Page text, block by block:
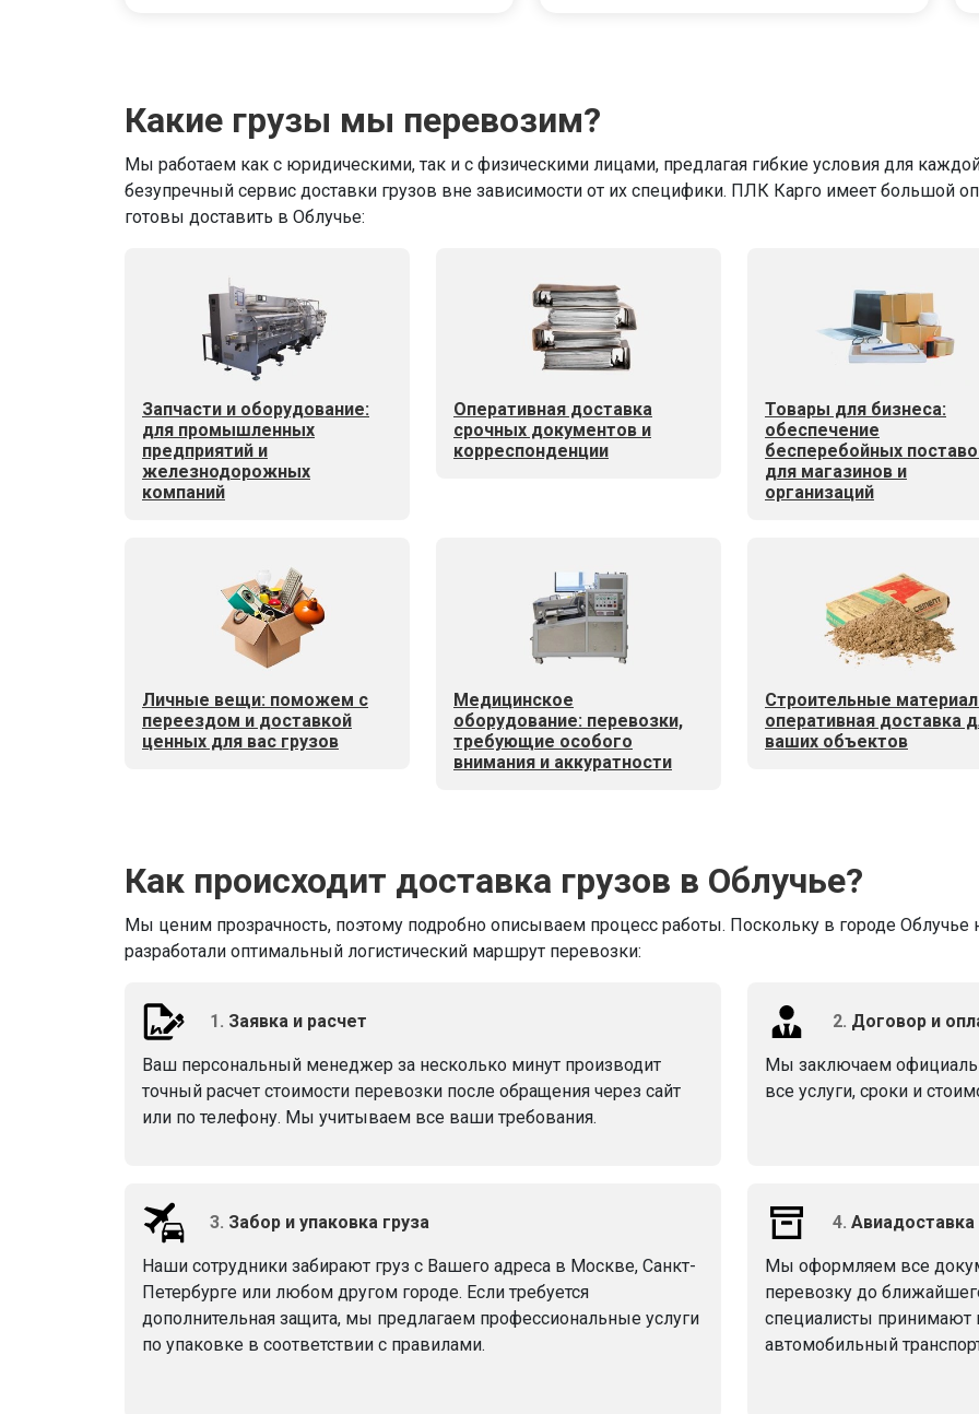
Какие грузы мы перевозим?
Мы работаем как с юридическими, так и с физическими лицами, предлагая гибкие условия для
безупречный сервис доставки грузов вне зависимости от их специфики. ПЛК Карго имеет большой
готовы доставить в Облучье:
Запчасти и оборудование:
для промышленных
предприятий и
железнодорожных
компаний
Оперативная доставка
срочных документов и
корреспонденции
Товары для бизнеса:
обеспечение
бесперебойных
для магазинов и
организаций
Личные вещи: поможем с
переездом и доставкой
ценных для вас грузов
Медицинское
оборудование: перевозки,
требующие особого
внимания и аккуратности
Строительные
оперативная доставка
ваших объектов
Как происходит доставка грузов в Облучье?
Мы ценим прозрачность, поэтому подробно описываем процесс работы. Поскольку в городе Облучье
разработали оптимальный логистический маршрут перевозки:
1. Заявка и расчет
Ваш персональный менеджер за несколько минут производит
точный расчет стоимости перевозки после обращения через сайт
или по телефону. Мы учитываем все ваши требования.
2. Договор и
Мы заключаем
все услуги, сроки и
3. Забор и упаковка груза
Наши сотрудники забирают груз с Вашего адреса в Москве, Санкт-
Петербурге или любом другом городе. Если требуется
дополнительная защита, мы предлагаем профессиональные услуги
по упаковке в соответствии с правилами.
4.
Мы оформляем все
перевозку до
специалисты принимают
автомобильный